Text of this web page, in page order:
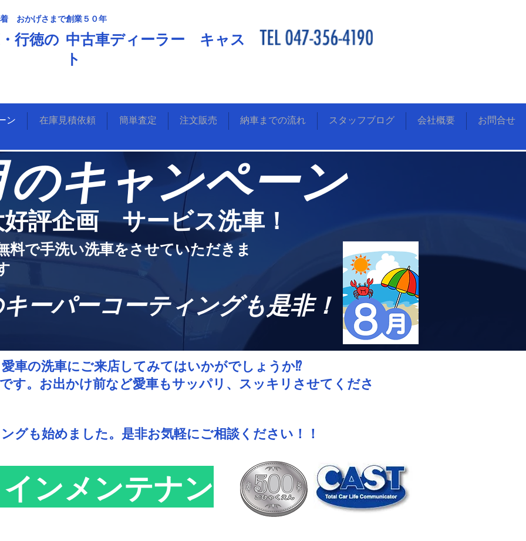
おかげさまで創業５０年
中古車ディーラー キャス
ト
行徳の
ン 在庫見積依頼 簡単査定 注文販売 納車までの流れ スタッフブログ 会社概要 お問合せ
キャンペーン
評企画 サービス洗車！
料で手洗い洗車をさせていただきま
ーパーコーティングも是非！
車の洗車にご来店してみてはいかがでしょうか⁉
す。​お出かけ前など愛車もサッパリ、スッキリさせてくださ
グも始めました。是非お気軽にご相談ください！！
ンメンテナン